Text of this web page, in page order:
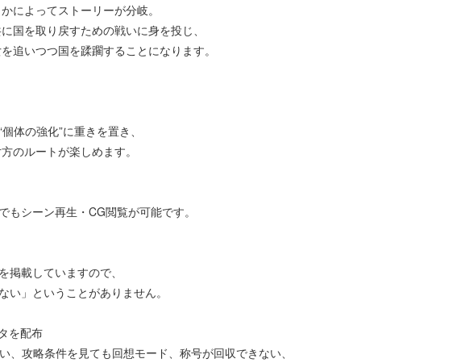
よってストーリーが分岐。
を取り戻すための戦いに身を投じ、
いつつ国を蹂躙することになります。
の強化”に重きを置き、
ルートが楽しめます。
シーン再生・CG閲覧が可能です。
載していますので、
」ということがありません。
を配布
攻略条件を見ても回想モード、称号が回収できない、